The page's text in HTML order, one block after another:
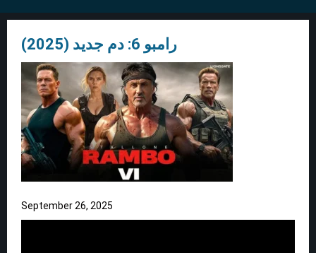
رامبو 6: دم جديد (2025)
September 26, 2025